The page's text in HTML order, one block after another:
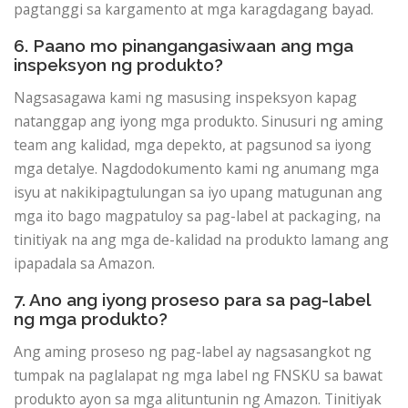
pagtanggi sa kargamento at mga karagdagang bayad.
6. Paano mo pinangangasiwaan ang mga
inspeksyon ng produkto?
Nagsasagawa kami ng masusing inspeksyon kapag
natanggap ang iyong mga produkto. Sinusuri ng aming
team ang kalidad, mga depekto, at pagsunod sa iyong
mga detalye. Nagdodokumento kami ng anumang mga
isyu at nakikipagtulungan sa iyo upang matugunan ang
mga ito bago magpatuloy sa pag-label at packaging, na
tinitiyak na ang mga de-kalidad na produkto lamang ang
ipapadala sa Amazon.
7. Ano ang iyong proseso para sa pag-label
ng mga produkto?
Ang aming proseso ng pag-label ay nagsasangkot ng
tumpak na paglalapat ng mga label ng FNSKU sa bawat
produkto ayon sa mga alituntunin ng Amazon. Tinitiyak